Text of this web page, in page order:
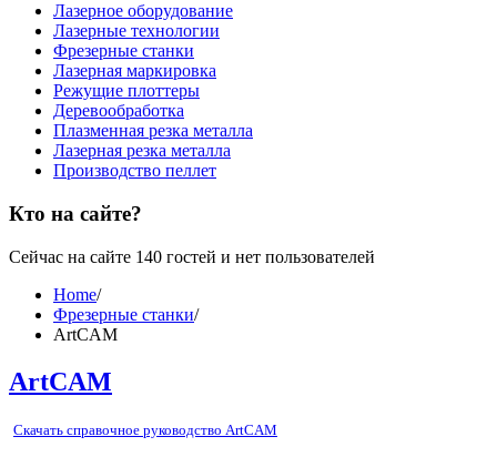
Лазерное оборудование
Лазерные технологии
Фрезерные станки
Лазерная маркировка
Режущие плоттеры
Деревообработка
Плазменная резка металла
Лазерная резка металла
Производство пеллет
Кто на сайте?
Сейчас на сайте 140 гостей и нет пользователей
Home/
Фрезерные станки/
ArtCAM
ArtCAM
Скачать справочное руководство ArtCAM